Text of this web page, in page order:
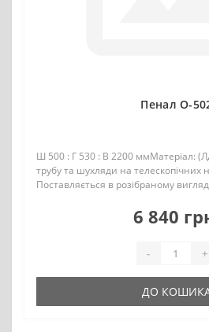
Пенал О-
Ш 500 : Г 530 : В 2200 ммМатеріал:
трубу та шухляди на телескопічних
Поставляється в розібраному
6 840
- +
ДО